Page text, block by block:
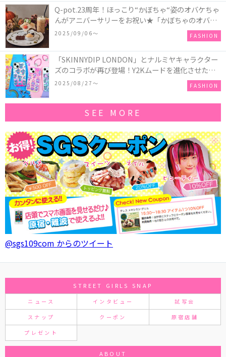
Q-pot.23周年！ほっこり“かぼちゃ“姿のオバケちゃ
んがアニバーサリーをお祝い★「かぼちゃのオバケ
ーキアクセサリー」が新発売！Q-pot CAFE.では
「かぼちゃのオバケーキプレート」も登場
2025/09/06〜 FASHION
「SKINNYDIP LONDON」とナルミヤキャラクター
ズのコラボが再び登場！Y2Kムードを進化させた新
作コレクションを発売♪
2025/08/27〜 FASHION
SEE MORE
@sgs109com からのツイート
STREET GIRLS SNAP
ニュース インタビュー 試写会
スナップ クーポン 原宿店舗
プレゼント
ABOUT